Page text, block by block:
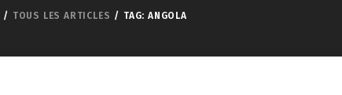
TOUS LES ARTICLES TAG: ANGOLA